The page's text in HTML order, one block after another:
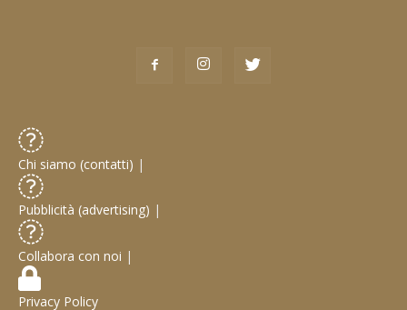
Chi siamo (contatti) |
Pubblicità (advertising) |
Collabora con noi |
Privacy Policy